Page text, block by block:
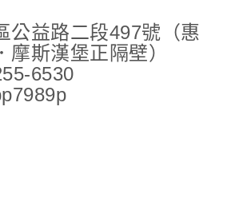
公益路二段497號（惠
摩斯漢堡正隔壁）
6530